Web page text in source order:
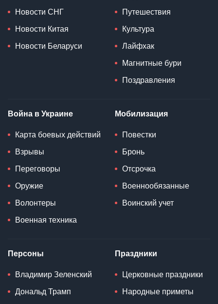
Новости СНГ
Новости Китая
Новости Беларуси
Путешествия
Культура
Лайфхак
Магнитные бури
Поздравления
Война в Украине
Карта боевых действий
Взрывы
Переговоры
Оружие
Волонтеры
Военная техника
Мобилизация
Повестки
Бронь
Отсрочка
Военнообязанные
Воинский учет
Персоны
Владимир Зеленский
Дональд Трамп
Праздники
Церковные праздники
Народные приметы